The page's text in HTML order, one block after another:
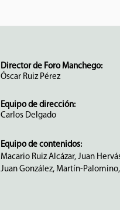
Director de Foro Manchego:
Óscar Ruiz Pérez
Equipo de dirección:
Carlos Delgado
Equipo de contenidos:
Macario Ruiz Alcázar, Juan
Juan González, Martín-